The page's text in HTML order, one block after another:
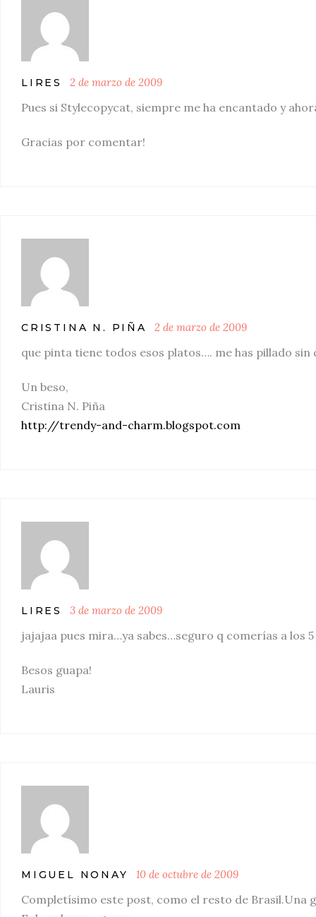
LIRES 2 de marzo de 2009
Pues si Stylecopycat, siempre me ha encantado y
Gracias por comentar!
CRISTINA N. PIÑA 2 de marzo de 2009
que pinta tiene todos esos platos…. me has pillado
Un beso,
Cristina N. Piña
http://trendy-and-charm.blogspot.com
LIRES 3 de marzo de 2009
jajajaa pues mira…ya sabes…seguro q comerías a los
Besos guapa!
Lauris
MIGUEL NONAY 10 de octubre de 2009
Completísimo este post, como el resto de Brasil.Una